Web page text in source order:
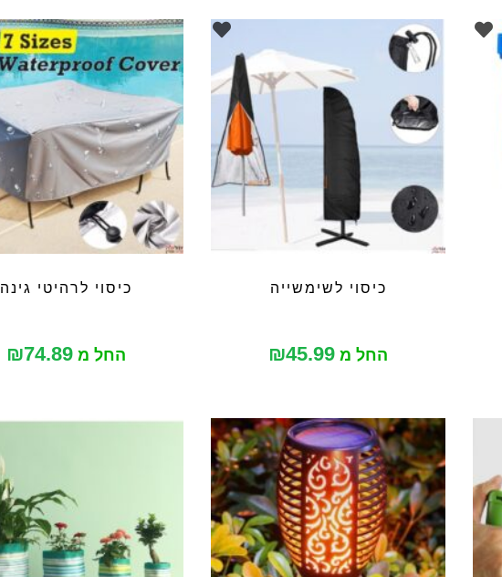
כיסוי לשימשייה
החל מ ₪45.99
כיסוי לרהיטי גינה
החל מ ₪74.89